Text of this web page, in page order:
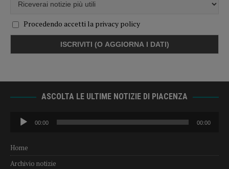
Procedendo accetti la privacy policy
ASCOLTA LE ULTIME NOTIZIE DI PIACENZA
Audio
Player
00:00 00:00
Home
Archivio notizie